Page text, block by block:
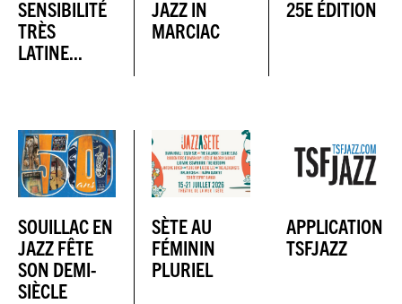
SENSIBILITÉ
TRÈS
LATINE...
JAZZ IN
MARCIAC
25E ÉDITION
SOUILLAC EN
JAZZ FÊTE
SON DEMI-
SIÈCLE
SÈTE AU
FÉMININ
PLURIEL
APPLICATION
TSFJAZZ